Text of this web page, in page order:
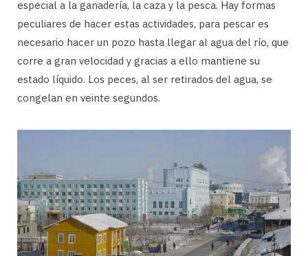
especial a la ganadería, la caza y la pesca. Hay formas
peculiares de hacer estas actividades, para pescar es
necesario hacer un pozo hasta llegar al agua del río, que
corre a gran velocidad y gracias a ello mantiene su
estado líquido. Los peces, al ser retirados del agua, se
congelan en veinte segundos.